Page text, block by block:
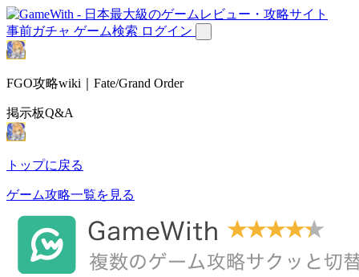
事前ガチャ ゲーム検索 ログイン
FGO攻略wiki｜Fate/Grand Order
掲示板Q&A
トップに戻る
ゲーム攻略一覧を見る